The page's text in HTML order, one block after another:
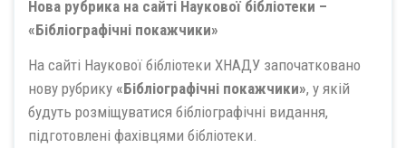
Нова рубрика на сайті Наукової бібліотеки –
«Бібліографічні покажчики»
На сайті Наукової бібліотеки ХНАДУ започатковано
нову рубрику «Бібліографічні покажчики», у якій
будуть розміщуватися бібліографічні видання,
підготовлені фахівцями бібліотеки.